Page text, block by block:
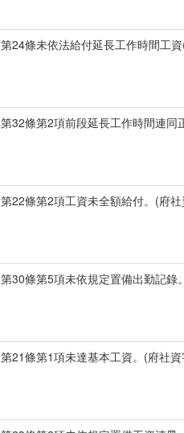
第24條未依法給付延長工作時間工
第32條第2項前段延長工作時間連
第22條第2項工資未全額給付。(府
第30條第5項未依規定置備出勤記
第21條第1項未達基本工資。(府社